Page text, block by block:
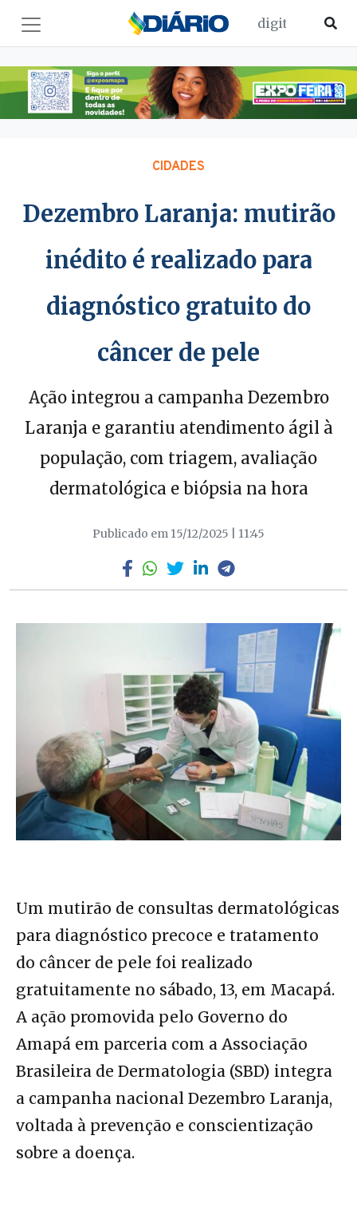
CIDADES
Dezembro Laranja: mutirão
inédito é realizado para
diagnóstico gratuito do
câncer de pele
Ação integrou a campanha Dezembro
Laranja e garantiu atendimento ágil à
população, com triagem, avaliação
dermatológica e biópsia na hora
Publicado em 15/12/2025 | 11:45
Um mutirão de consultas dermatológicas
para diagnóstico precoce e tratamento
do câncer de pele foi realizado
gratuitamente no sábado, 13, em Macapá.
A ação promovida pelo Governo do
Amapá em parceria com a Associação
Brasileira de Dermatologia (SBD) integra
a campanha nacional Dezembro Laranja,
voltada à prevenção e conscientização
sobre a doença.